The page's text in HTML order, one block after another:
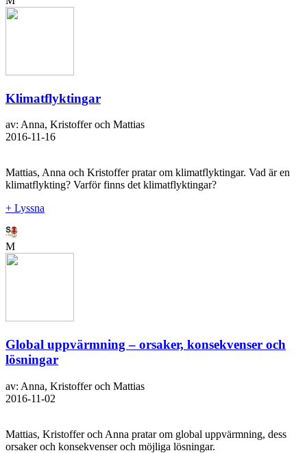
Klimatflyktingar
av: Anna, Kristoffer och Mattias
2016-11-16
Mattias, Anna och Kristoffer pratar om klimatflyktingar. Vad är en
klimatflykting? Varför finns det klimatflyktingar?
+ Lyssna
M
Global uppvärmning – orsaker, konsekvenser och
lösningar
av: Anna, Kristoffer och Mattias
2016-11-02
Mattias, Kristoffer och Anna pratar om global uppvärmning, dess
orsaker och konsekvenser och möjliga lösningar.